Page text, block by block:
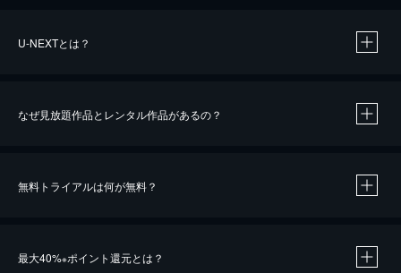
U-NEXTとは？
なぜ見放題作品とレンタル作品があるの？
無料トライアルは何が無料？
最大40%※ポイント還元とは？